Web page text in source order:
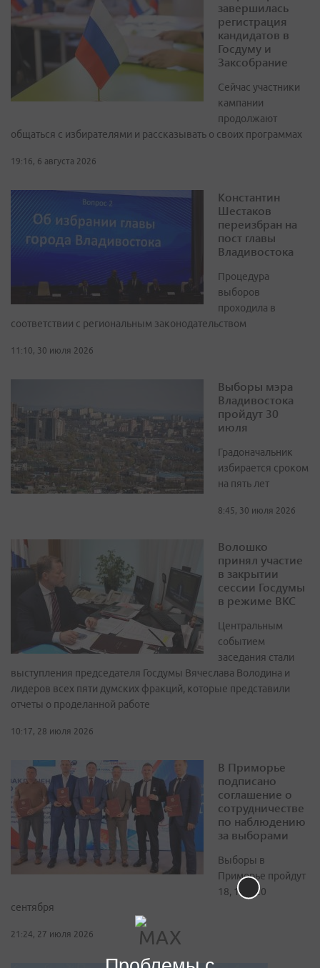
завершилась
регистрация
кандидатов в
Госдуму и
Заксобрание
Сейчас участники
кампании
продолжают
общаться с избирателями и рассказывать о своих программах
19:16, 6 августа 2026
Константин
Шестаков
переизбран на
пост главы
Владивостока
Процедура
выборов
проходила в
соответствии с региональным законодательством
11:10, 30 июля 2026
Выборы мэра
Владивостока
пройдут 30
июля
Градоначальник
избирается сроком
на пять лет
8:45, 30 июля 2026
Волошко
принял участие
в закрытии
сессии Госдумы
в режиме ВКС
Центральным
событием
заседания стали
выступления председателя Госдумы Вячеслава Володина и
лидеров всех пяти думских фракций, которые представили
отчеты о проделанной работе
10:17, 28 июля 2026
В Приморье
подписано
соглашение о
сотрудничестве
по наблюдению
за выборами
Выборы в
Приморье пройдут
18, 19 и 20
сентября
21:24, 27 июля 2026